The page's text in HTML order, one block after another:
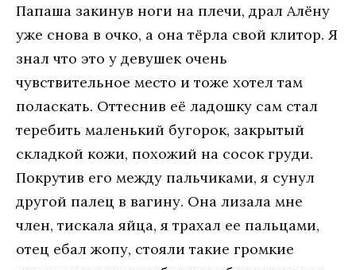
Папаша закинув ноги на плечи, драл Алёну
уже снова в очко, а она тёрла свой клитор. Я
знал что это у девушек очень
чувствительное место и тоже хотел там
поласкать. Оттеснив её ладошку сам стал
теребить маленький бугорок, закрытый
складкой кожи, похожий на сосок груди.
Покрутив его между пальчиками, я сунул
другой палец в вагину. Она лизала мне
член, тискала яйца, я трахал ее пальцами,
отец ебал жопу, стояли такие громкие